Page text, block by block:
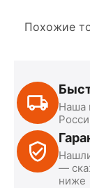
Похожие
Наша
—
ниже